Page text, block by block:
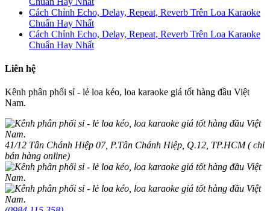
Cách Chỉnh Echo, Delay, Repeat, Reverb Trên Loa Karaoke
Chuẩn Hay Nhất
Cách Chỉnh Echo, Delay, Repeat, Reverb Trên Loa Karaoke
Chuẩn Hay Nhất
Liên hệ
Kênh phân phối sỉ - lẻ loa kéo, loa karaoke giá tốt hàng đầu Việt
Nam.
41/12 Tân Chánh Hiệp 07, P.Tân Chánh Hiệp, Q.12, TP.HCM ( chỉ
bán hàng online)